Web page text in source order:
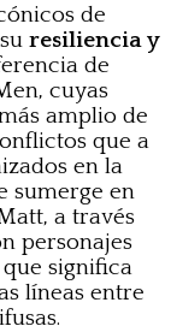
de
resiliencia y
de
cuyas
amplio de
que a
en la
sumerge en
a través
personajes
significa
líneas entre